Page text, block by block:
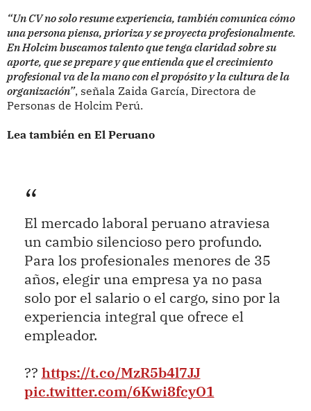
“Un CV no solo resume experiencia, también comunica cómo
una persona piensa, prioriza y se proyecta profesionalmente.
En Holcim buscamos talento que tenga claridad sobre su
aporte, que se prepare y que entienda que el crecimiento
profesional va de la mano con el propósito y la cultura de la
organización”, señala Zaida García, Directora de
Personas de Holcim Perú.
Lea también en El Peruano
El mercado laboral peruano atraviesa
un cambio silencioso pero profundo.
Para los profesionales menores de 35
años, elegir una empresa ya no pasa
solo por el salario o el cargo, sino por la
experiencia integral que ofrece el
empleador.
?? https://t.co/MzR5b4l7JJ
pic.twitter.com/6Kwi8fcyO1